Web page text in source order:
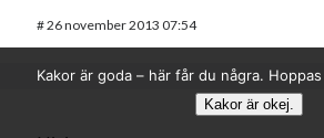
#26 november 2013 07:54
Kakor är goda – här får du några.
Kakor är okej.